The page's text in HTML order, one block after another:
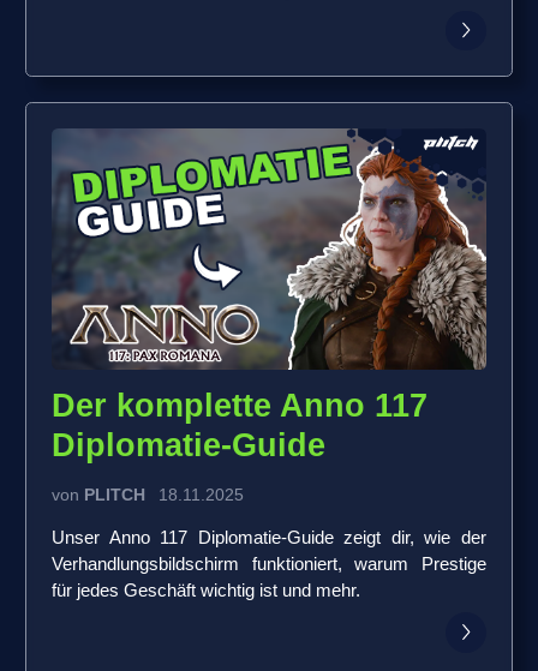
Der komplette Anno 117
Diplomatie-Guide
von PLITCH 18.11.2025
Unser Anno 117 Diplomatie-Guide zeigt dir, wie der
Verhandlungsbildschirm funktioniert, warum Prestige
für jedes Geschäft wichtig ist und mehr.